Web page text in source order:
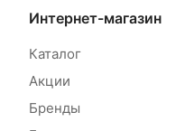
Интернет-магазин
Каталог
Акции
Бренды